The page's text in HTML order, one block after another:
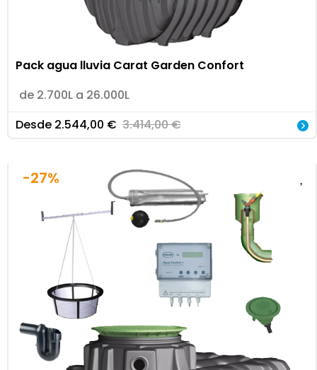
Pack agua lluvia Carat Garden Confort
de 2.700L a 26.000L
Desde 2.544,00 € 3.414,00€
-27%